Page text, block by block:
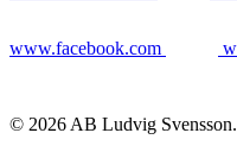
www.facebook.com
© 2026 AB Ludvig Svensson.